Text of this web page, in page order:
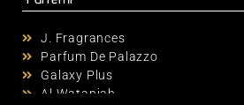
J. Fragrances
Parfum De Palazzo
Galaxy Plus
Al Wataniah